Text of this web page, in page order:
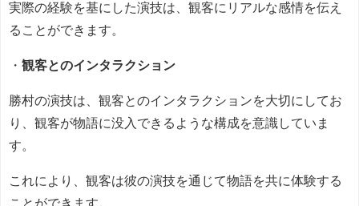
実際の経験を基にした演技は、観客にリアルな感情を伝え
ることができます。
・ 観客とのインタラクション
勝村の演技は、観客とのインタラクションを大切にしてお
り、観客が物語に没入できるような構成を意識していま
す。
これにより、観客は彼の演技を通じて物語を共に体験する
ことができます。